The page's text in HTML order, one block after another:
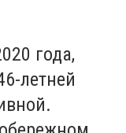
года,
летней